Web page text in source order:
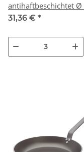
antihaftbeschichtet Ø
cm
31,36 € *